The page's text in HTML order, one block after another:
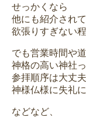
せっかくなら
他にも紹介され
欲張りすぎない
でも営業時間や
神格の高い神社
参拝順序は大丈
神様仏様に失礼
などなど、